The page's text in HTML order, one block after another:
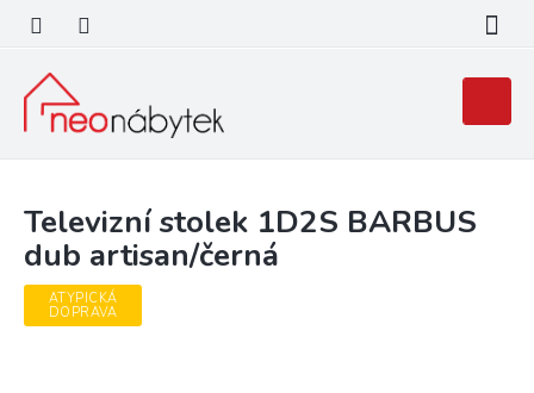
obsah
košík
Televizní stolek 1D2S BARBUS
dub artisan/černá
ATYPICKÁ
DOPRAVA